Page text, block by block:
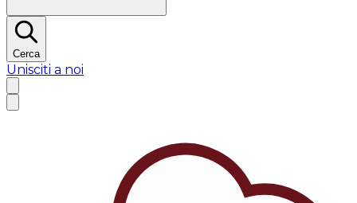
Cerca
Unisciti a noi